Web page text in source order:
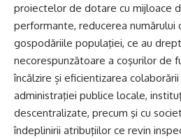
proiectelor de dotare cu mijloace
performante, reducerea numărului
gospodăriile populaţiei, ce au
necorespunzătoare a coşurilor de
încălzire și eficientizarea
administraţiei publice locale,
descentralizate, precum şi cu
îndeplinirii atribuţiilor ce revin